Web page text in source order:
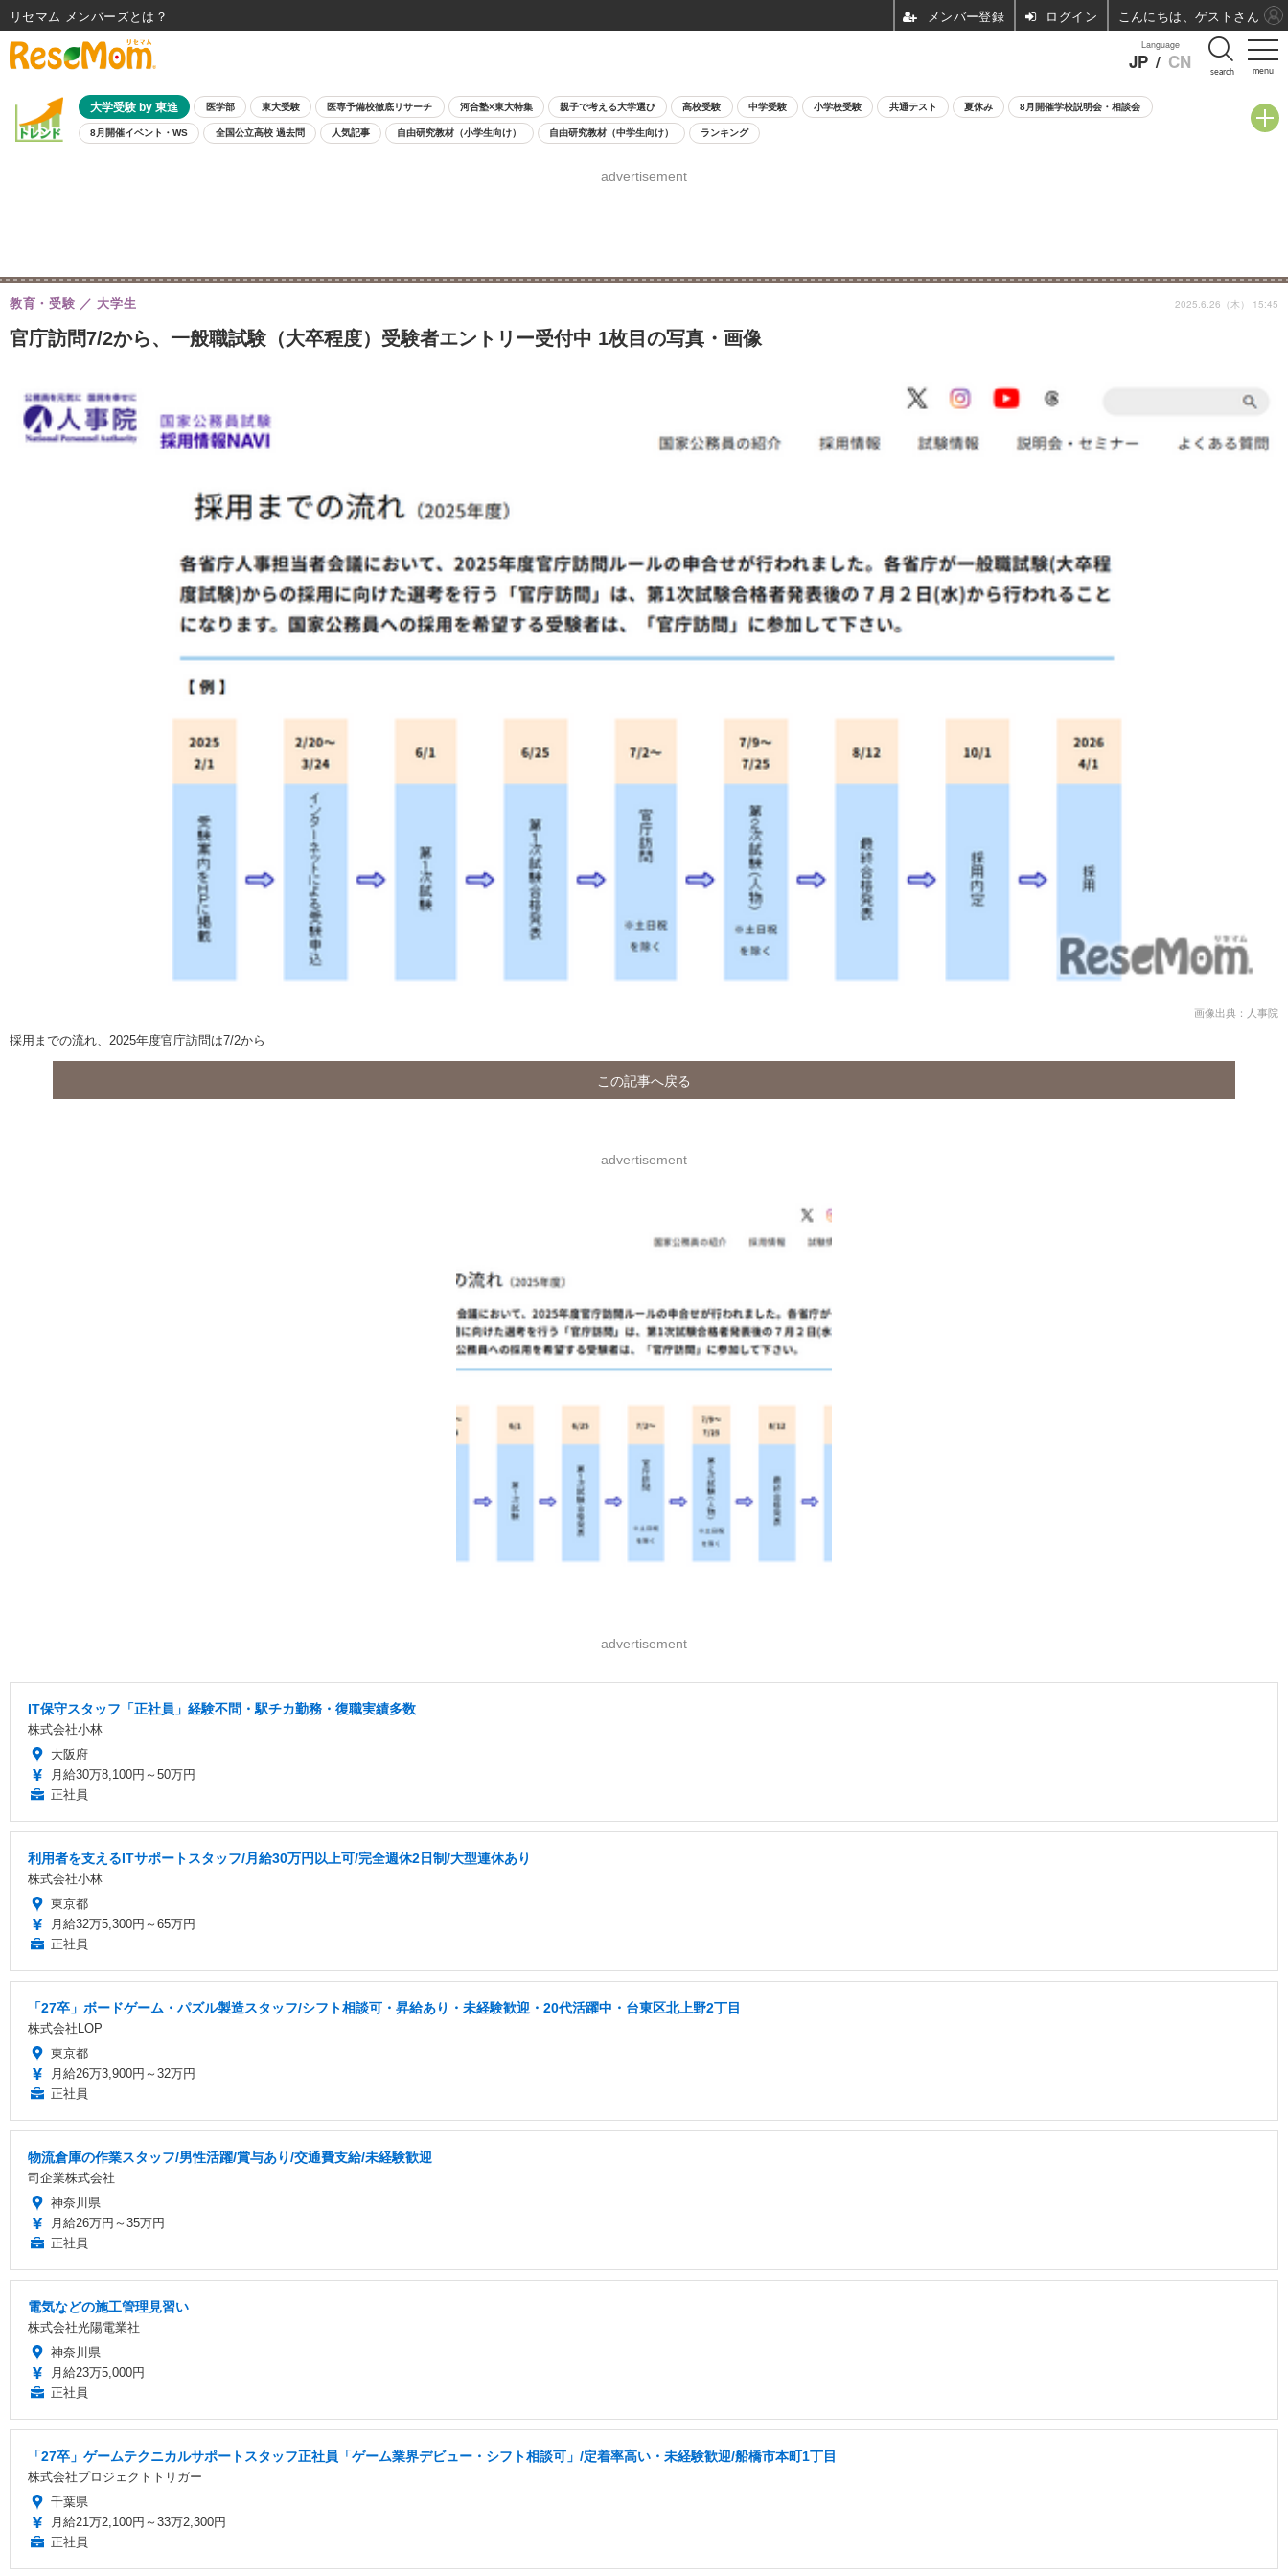
menu
Language
JP / CN search
大学受験 by 東進 医学部 東大受験 医専予備校徹底リサーチ 河合塾×東大特集 親子で考える大学選び 高校受験 中学受験 小学校受験 共通テスト 夏休み 8月開催学校説明会・相談会
8月開催イベント・WS 全国公立高校 過去問 人気記事 自由研究教材（小学生向け） 自由研究教材（中学生向け） ランキング
advertisement
官庁訪問7/2から、一般職試験（大卒程度）受験者エントリー受付中 1枚目の写真・画像
教育・受験 大学生 2025.6.26（木） 15:45
画像出典：人事院
採用までの流れ、2025年度官庁訪問は7/2から
この記事へ戻る
advertisement
advertisement
IT保守スタッフ「正社員」経験不問・駅チカ勤務・復職実績多数
株式会社小林
大阪府
月給30万8,100円～50万円
正社員
利用者を支えるITサポートスタッフ/月給30万円以上可/完全週休2日制/大型連休あり
株式会社小林
東京都
月給32万5,300円～65万円
正社員
「27卒」ボードゲーム・パズル製造スタッフ/シフト相談可・昇給あり・未経験歓迎・20代活躍中・台東区北上野2丁目
株式会社LOP
東京都
月給26万3,900円～32万円
正社員
物流倉庫の作業スタッフ/男性活躍/賞与あり/交通費支給/未経験歓迎
司企業株式会社
神奈川県
月給26万円～35万円
正社員
電気などの施工管理見習い
株式会社光陽電業社
神奈川県
月給23万5,000円
正社員
「27卒」ゲームテクニカルサポートスタッフ正社員「ゲーム業界デビュー・シフト相談可」/定着率高い・未経験歓迎/船橋市本町1丁目
株式会社プロジェクトトリガー
千葉県
月給21万2,100円～33万2,300円
正社員
リセマム メンバーズ ログイン こんにちは、ゲストさん